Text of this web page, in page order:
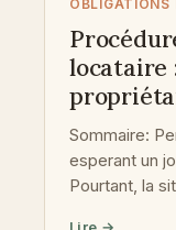
OBLIGATIONS
locataire
Sommaire:
esperant un
Pourtant, la
Lire →